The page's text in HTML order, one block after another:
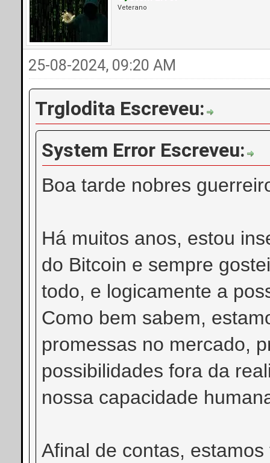
Veterano
25-08-2024, 09:20 AM
Trglodita Escreveu:
System Error Escreveu:
Boa tarde nobres
Há muitos anos, estou
do Bitcoin e sempre
todo, e logicamente a
Como bem sabem,
promessas no mercado,
possibilidades fora da
nossa capacidade
Afinal de contas,